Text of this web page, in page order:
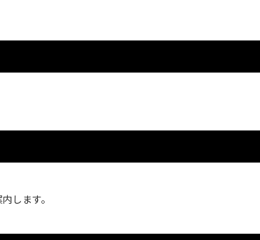
します。